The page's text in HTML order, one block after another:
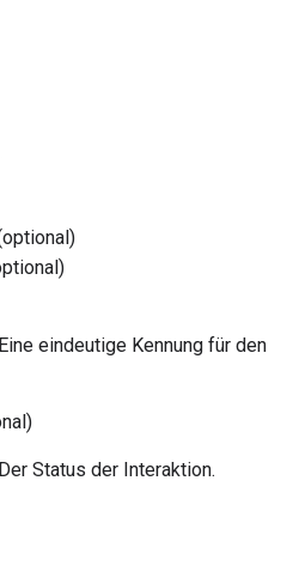
eindeutige Kennung für den
Status der Interaktion.